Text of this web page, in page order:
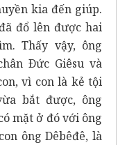
kia đến giúp.
đổ lên được hai
Thấy vậy, ông
Ðức Giêsu và
vì con là kẻ tội
bắt được, ông
mặt ở đó với ông
ông Dêbêđê, là